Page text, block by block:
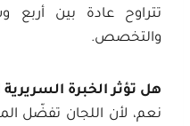
تتراوح عادة بين
والتخصص.
هل تؤثر الخبرة
نعم، لأن اللجان تفضّل